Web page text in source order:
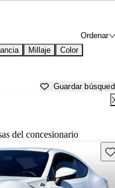
Ordenar
Millaje Color
Guardar
del concesionario